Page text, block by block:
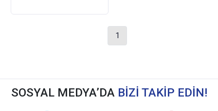
1
SOSYAL MEDYA’DA BİZİ TAKİP EDİN!